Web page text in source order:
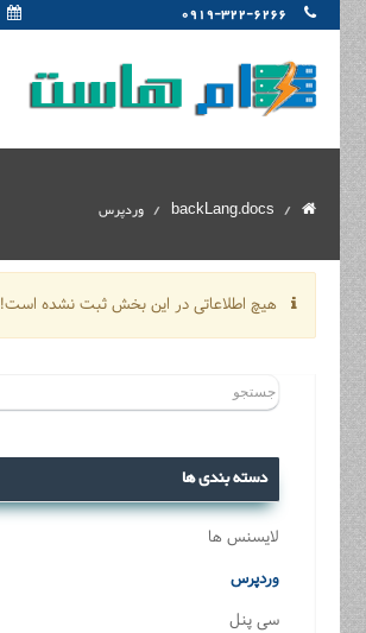
0919-322-6266
backLang.docs وردپرس
هیچ اطلاعاتی در این بخش ثبت نشده است!
دسته بندی ها
لایسنس ها
وردپرس
سی پنل